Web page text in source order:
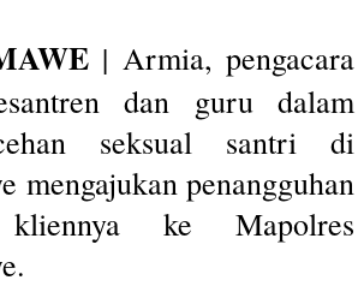
| Armia, pengacara
dan guru dalam
seksual santri di
mengajukan penangguhan
kliennya ke Mapolres